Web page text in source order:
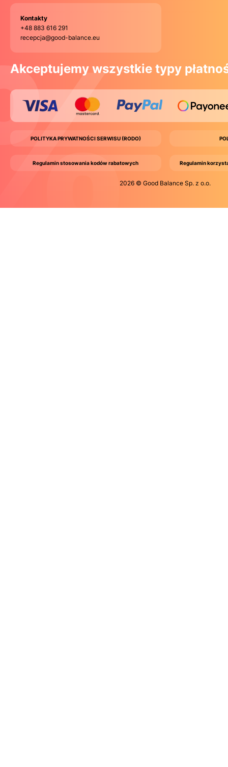
Kontakty
+48 883 616 291
recepcja@good-balance.eu
Akceptujemy wszystkie typy
POLITYKA PRYWATNOŚCI SERWISU (RODO)
Regulamin stosowania kodów rabatowych Regulamin
2026 © Good Balance Sp. z o.o.